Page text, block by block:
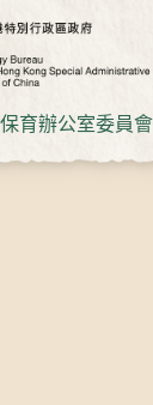
育辦公室委員